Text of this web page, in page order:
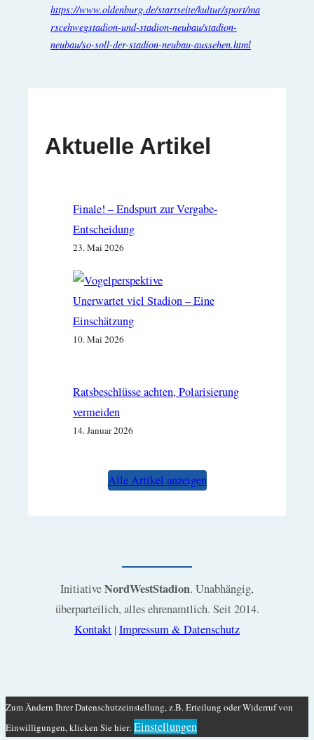
https://www.oldenburg.de/startseite/kultur/sport/ma
rscehwegstadion-und-stadion-neubau/stadion-
neubau/so-soll-der-stadion-neubau-aussehen.html
Aktuelle Artikel
Finale! – Endspurt zur Vergabe-
Entscheidung
23. Mai 2026
Unerwartet viel Stadion – Eine
Einschätzung
10. Mai 2026
Ratsbeschlüsse achten, Polarisierung
vermeiden
14. Januar 2026
Alle Artikel anzeigen
InitiativeNordWestStadion. Unabhängig,
überparteilich, alles ehrenamtlich. Seit 2014.
Kontakt |Impressum & Datenschutz
Zum Ändern Ihrer Datenschutzeinstellung, z.B. Erteilung oder Widerruf von
Einwilligungen, klicken Sie hier: Einstellungen